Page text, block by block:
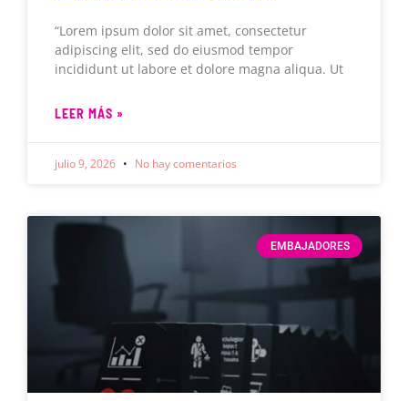
“Lorem ipsum dolor sit amet, consectetur
adipiscing elit, sed do eiusmod tempor
incididunt ut labore et dolore magna aliqua. Ut
LEER MÁS »
julio 9, 2026 No hay comentarios
EMBAJADORES